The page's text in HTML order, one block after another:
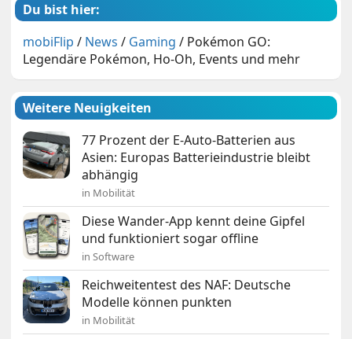
Du bist hier:
mobiFlip / News / Gaming / Pokémon GO:
Legendäre Pokémon, Ho-Oh, Events und mehr
Weitere Neuigkeiten
77 Prozent der E-Auto-Batterien aus
Asien: Europas Batterieindustrie bleibt
abhängig
in Mobilität
Diese Wander-App kennt deine Gipfel
und funktioniert sogar offline
in Software
Reichweitentest des NAF: Deutsche
Modelle können punkten
in Mobilität